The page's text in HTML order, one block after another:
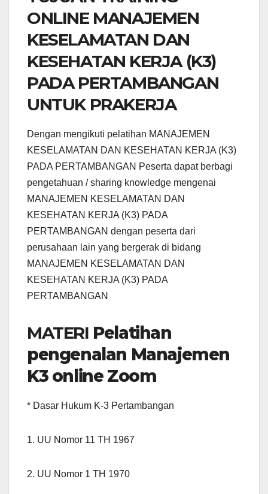
ONLINE MANAJEMEN
KESELAMATAN DAN
KESEHATAN KERJA (K3)
PADA PERTAMBANGAN
UNTUK PRAKERJA
Dengan mengikuti pelatihan MANAJEMEN
KESELAMATAN DAN KESEHATAN KERJA (K3)
PADA PERTAMBANGAN Peserta dapat berbagi
pengetahuan / sharing knowledge mengenai
MANAJEMEN KESELAMATAN DAN
KESEHATAN KERJA (K3) PADA
PERTAMBANGAN dengan peserta dari
perusahaan lain yang bergerak di bidang
MANAJEMEN KESELAMATAN DAN
KESEHATAN KERJA (K3) PADA
PERTAMBANGAN
MATERI Pelatihan
pengenalan Manajemen
K3 online Zoom
* Dasar Hukum K-3 Pertambangan
1. UU Nomor 11 TH 1967
2. UU Nomor 1 TH 1970